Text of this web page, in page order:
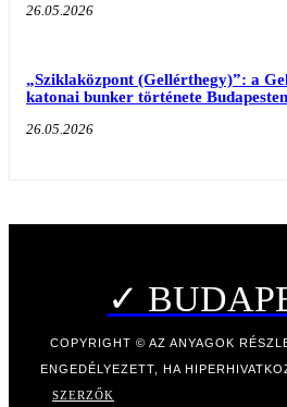
26.05.2026
„Sziklaközpont (Gellérthegy)”: a
katonai bunker története Budapesten
26.05.2026
✓
COPYRIGHT © AZ ANYAGOK
ENGEDÉLYEZETT, HA
SZERZŐK